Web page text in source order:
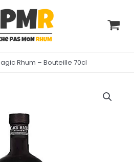
Rhum – Bouteille 70cl